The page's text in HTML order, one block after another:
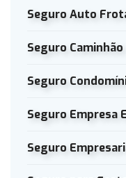
Seguro Auto
Seguro Caminhão
Seguro
Seguro Empresa
Seguro